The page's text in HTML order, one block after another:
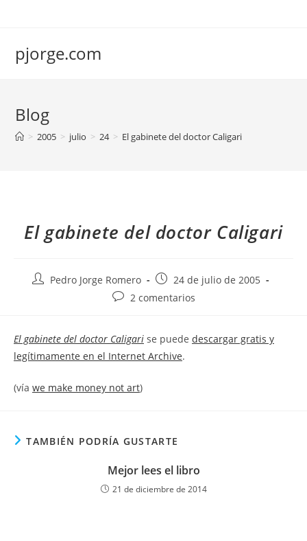
pjorge.com
Blog
> 2005 > julio > 24 > El gabinete del doctor Caligari
El gabinete del doctor Caligari
AutorPedro Jorge Romero
Publicación
de
24 de julio de 2005
Comentarios
entrada:
2 comentarios
El gabinete del doctor Caligari se puede descargar gratis y
legítimamente en el Internet Archive.
(vía we make money not art)
TAMBIÉN PODRÍA GUSTARTE
Mejor lees el libro
21 de diciembre de 2014